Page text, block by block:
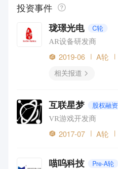
投资事件
珑璟光电 C轮
AR设备研发商
2019-06 A轮
相关报道
互联星梦 股权融资
VR游戏开发商
2017-07 A轮
喵呜科技 Pre-A轮